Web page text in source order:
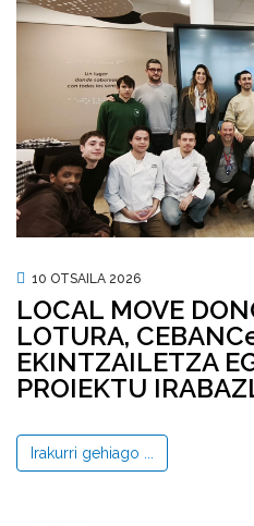
10 OTSAILA 2026
LOCAL MOVE
LOTURA,
EKINTZAILETZA
PROIEKTU
Irakurri gehiago ...